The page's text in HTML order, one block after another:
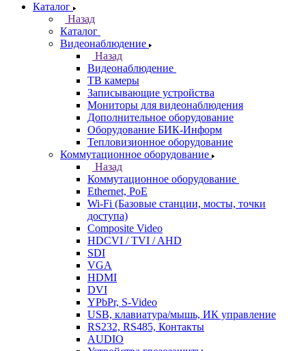
Каталог
Назад
Каталог
Видеонаблюдение
Назад
Видеонаблюдение
ТВ камеры
Записывающие устройства
Мониторы для видеонаблюдения
Дополнительное оборудование
Оборудование БИК-Информ
Тепловизионное оборудование
Коммутационное оборудование
Назад
Коммутационное оборудование
Ethernet, PoE
Wi-Fi (Базовые станции, мосты, точки
доступа)
Composite Video
HDCVI / TVI / AHD
SDI
VGA
HDMI
DVI
YPbPr, S-Video
USB, клавиатура/мышь, ИК управление
RS232, RS485, Контакты
AUDIO